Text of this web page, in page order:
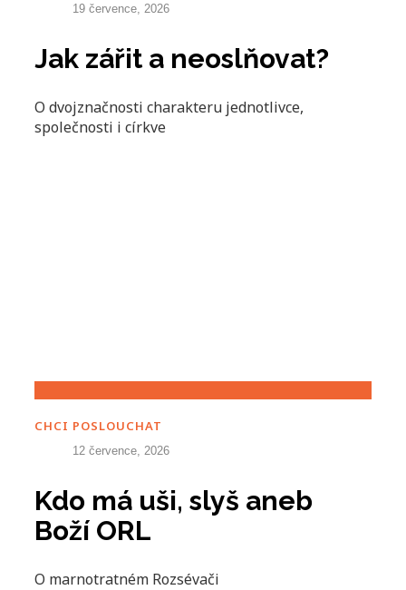
19 července, 2026
Jak zářit a neoslňovat?
O dvojznačnosti charakteru jednotlivce,
společnosti i církve
CHCI POSLOUCHAT
12 července, 2026
Kdo má uši, slyš aneb
Boží ORL
O marnotratném Rozsévači